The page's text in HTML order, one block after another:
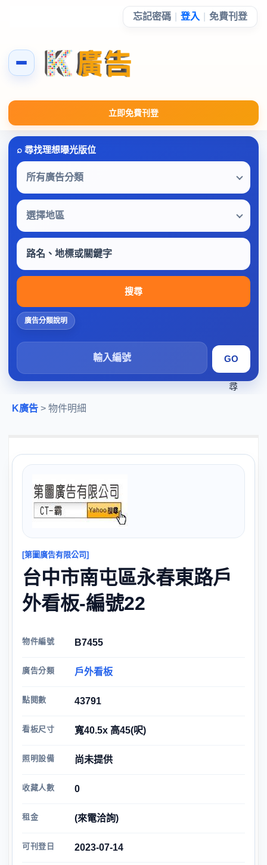
立即免費刊登
忘記密碼 登入 免費刊登
所有廣告分類
選擇地區
搜尋
廣告分類說明
搜
尋
K廣告 > 物件明細
[第圖廣告有限公司]
台中市南屯區永春東路戶
外看板-編號22
物件編號 B7455
廣告分類 戶外看板
點閱數 43791
看板尺寸 寬40.5x 高45(呎)
照明設備 尚未提供
收藏人數 0
租金 (來電洽詢)
可刊登日 2023-07-14